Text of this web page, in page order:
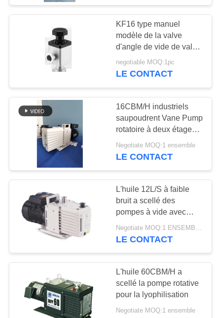
POLITIQUE
CONFIDENTIALITÉ
système de pompe
à vide
4
Filtre de brouillard
d'huile
6
Valve sous vide
poussé
3
KF16 type manuel
modèle de la valve
d'angle de vide de valve
sous vide poussé GD-
J16B
negotiable MOQ:1pc
LE CONTACT
16CBM/H industriels
saupoudrent Vane Pump
rotatoire à deux étages
de revêtement
Negotiate MOQ:1 ensemble
LE CONTACT
L'huile 12L/S à faible
bruit a scellé des
pompes à vide avec
l'approbation de la CE
Negotiate MOQ:1 ENSEMBLE
LE CONTACT
L'huile 60CBM/H a
scellé la pompe rotative
pour la lyophilisation
Negotiate MOQ:1 ensemble